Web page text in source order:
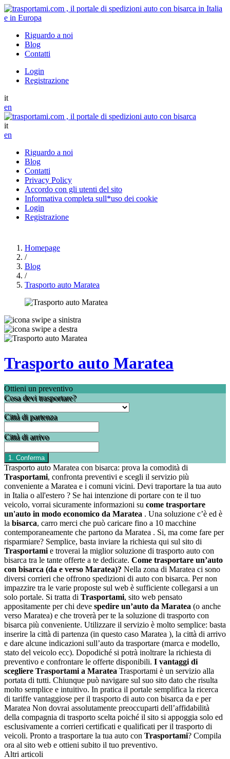
Riguardo a noi
Blog
Contatti
Login
Registrazione
it
en
it
en
Riguardo a noi
Blog
Contatti
Privacy Policy
Accordo con gli utenti del sito
Informativa completa sull*uso dei cookie
Login
Registrazione
Homepage
/
Blog
/
Trasporto auto Maratea
Trasporto auto Maratea
Ottieni un preventivo
Cosa devi trasportare?
Città di partenza
Città di arrivo
Trasporto auto Maratea con bisarca: prova la comodità di
Trasportami, confronta preventivi e scegli il servizio più
conveniente a Maratea e i comuni vicini. Devi traportare la tua auto
in Italia o all'estero ? Se hai intenzione di portare con te il tuo
veicolo, vorrai sicuramente informazioni su come trasportare
un'auto in modo economico da Maratea . Una soluzione c’è ed è
la bisarca, carro merci che può caricare fino a 10 macchine
contemporaneamente che partono da Maratea . Si, ma come fare per
risparmiare? Semplice, basta inviare la richiesta qui sul sito di
Trasportami e troverai la miglior soluzione di trasporto auto con
bisarca tra le tante offerte a te dedicate. Come trasportare un’auto
con bisarca (da e verso Maratea)? Nella zona di Maratea ci sono
diversi corrieri che offrono spedizioni di auto con bisarca. Per non
impazzire tra le varie proposte sul web è sufficiente collegarsi a un
solo portale. Si tratta di Trasportami, sito web pensato
appositamente per chi deve spedire un’auto da Maratea (o anche
verso Maratea) e che troverà per te la soluzione di trasporto con
bisarca più conveniente. Utilizzare il servizio è molto semplice: basta
inserire la città di partenza (in questo caso Maratea ), la città di arrivo
e dare alcune indicazioni sull’auto da trasportare (marca e modello,
stato del veicolo ecc). Dopodiché si potrà inoltrare la richiesta di
preventivo e confrontare le offerte disponibili. I vantaggi di
scegliere Trasportami a Maratea Trasportami è un servizio alla
portata di tutti. Chiunque può navigare sul suo sito dato che risulta
molto semplice e intuitivo. In pratica il portale semplifica la ricerca
di tariffe vantaggiose per il trasporto di auto con bisarca da e per
Maratea Non dovrai assolutamente preoccuparti dell’affidabilità
della compagnia di trasporto scelta poiché il sito si appoggia solo ed
esclusivamente a corrieri certificati e qualificati per il trasporto di
veicoli. Pronto a trasportare la tua auto con Trasportami? Compila
ora al sito web e ottieni subito il tuo preventivo.
Altri articoli